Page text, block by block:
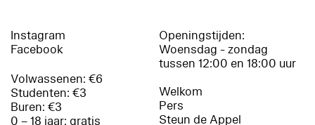
Instagram
Facebook
Volwassenen: €6
Studenten: €3
Buren: €3
0 – 18 jaar: gratis
Openingstijden:
Woensdag - zondag
tussen 12:00 en 18:00 uur
Welkom
Pers
Steun de Appel